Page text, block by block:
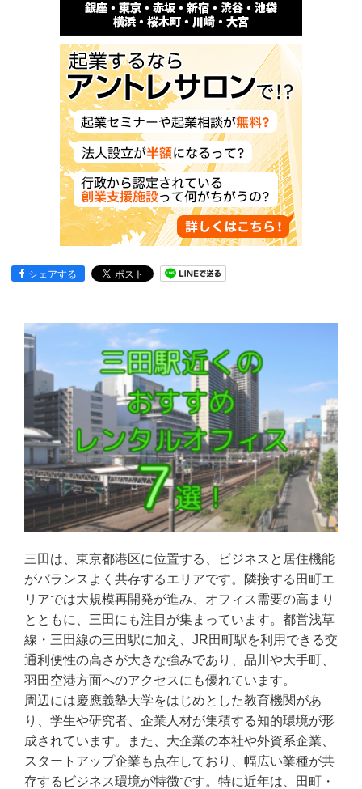
シェアする
三田は、東京都港区に位置する、ビジネスと居住機能
がバランスよく共存するエリアです。隣接する田町エ
リアでは大規模再開発が進み、オフィス需要の高まり
とともに、三田にも注目が集まっています。都営浅草
線・三田線の三田駅に加え、JR田町駅を利用できる交
通利便性の高さが大きな強みであり、品川や大手町、
羽田空港方面へのアクセスにも優れています。
周辺には慶應義塾大学をはじめとした教育機関があ
り、学生や研究者、企業人材が集積する知的環境が形
成されています。また、大企業の本社や外資系企業、
スタートアップ企業も点在しており、幅広い業種が共
存するビジネス環境が特徴です。特に近年は、田町・